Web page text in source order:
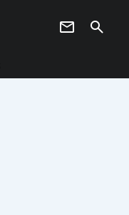
newsletter search